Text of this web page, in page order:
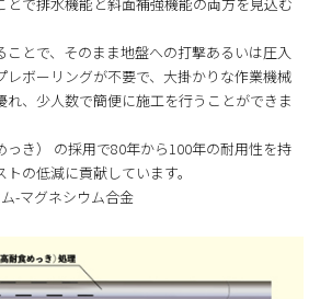
ことで、そのまま地盤への打撃あるいは圧入
レボーリングが不要で、大掛かりな作業機械
れ、少人数で簡便に施工を行うことができま
き） の採用で80年から100年の耐用性を持
の低減に貢献しています。
-マグネシウム合金